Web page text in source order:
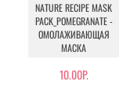
NATURE RECIPE MASK
PACK_POMEGRANATE -
ОМОЛАЖИВАЮЩАЯ
МАСКА
10.00Р.